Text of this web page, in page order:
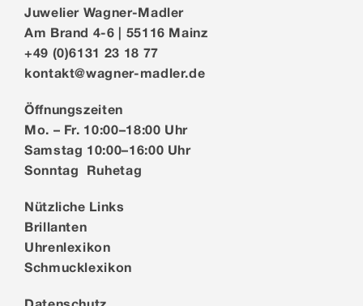
Juwelier Wagner-Madler
Am Brand 4-6 | 55116 Mainz
+49 (0)6131 23 18 77
kontakt@wagner-madler.de
Öffnungszeiten
Mo. – Fr. 10:00–18:00 Uhr
Samstag 10:00–16:00 Uhr
Sonntag Ruhetag
Nützliche Links
Brillanten
Uhrenlexikon
Schmucklexikon